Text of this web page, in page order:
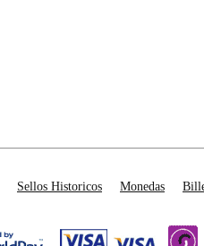
Sellos Historicos Monedas